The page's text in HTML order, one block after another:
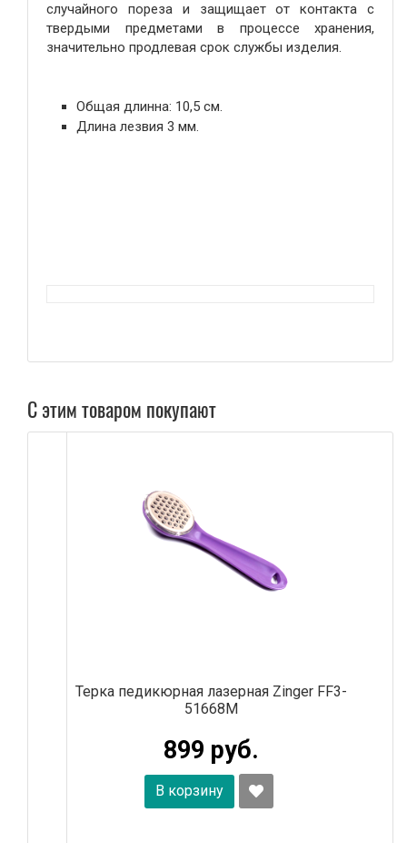
случайного пореза и защищает от контакта с
твердыми предметами в процессе хранения,
значительно продлевая срок службы изделия.
Общая длинна: 10,5 см.
Длина лезвия 3 мм.
С этим товаром покупают
Терка педикюрная лазерная Zinger FF3-
51668M
899 руб.
В корзину